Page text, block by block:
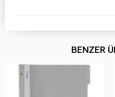
BENZER